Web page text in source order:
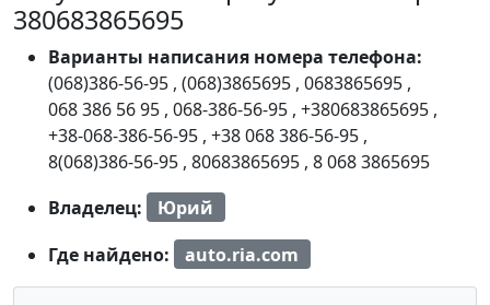
380683865695
Варианты написания номера телефона:
(068)386-56-95 , (068)3865695 , 0683865695 ,
068 386 56 95 , 068-386-56-95 , +380683865695 ,
+38-068-386-56-95 , +38 068 386-56-95 ,
8(068)386-56-95 , 80683865695 , 8 068 3865695
Владелец:
Юрий
Где найдено:
auto.ria.com